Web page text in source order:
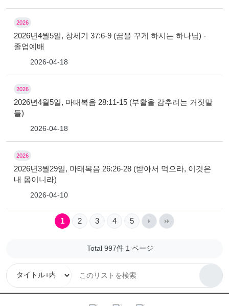
2026
2026년4월5일, 창세기 37:6-9 (꿈을 꾸게 하시는 하나님) -
졸업예배
2026-04-18
2026
2026년4월5일, 마태복음 28:11-15 (부활을 감추려는 거짓말
들)
2026-04-18
2026
2026년3월29일, 마태복음 26:26-28 (받아서 먹으라, 이것은
내 몸이니라)
2026-04-10
1 2 3 4 5
Total 997件1 ページ